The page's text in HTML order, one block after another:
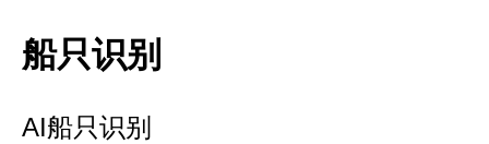
船只识别
AI船只识别